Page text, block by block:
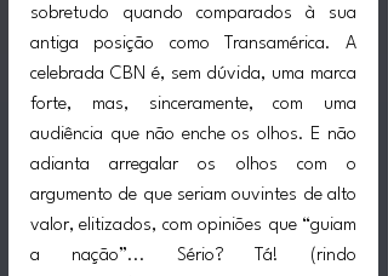
sobretudo quando comparados à sua
antiga posição como Transamérica. A
celebrada CBN é, sem dúvida, uma marca
forte, mas, sinceramente, com uma
audiência que não enche os olhos. E não
adianta arregalar os olhos com o
argumento de que seriam ouvintes de alto
valor, elitizados, com opiniões que “guiam
a nação”... Sério? Tá! (rindo